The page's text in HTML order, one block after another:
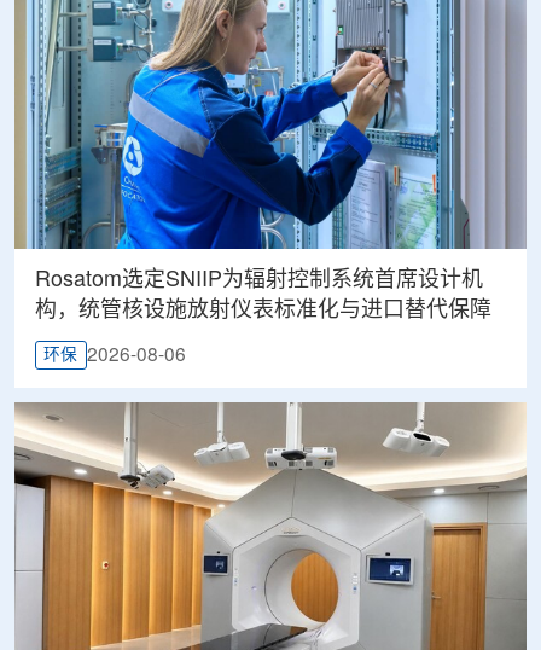
Rosatom选定SNIIP为辐射控制系统首席设计机
构，统管核设施放射仪表标准化与进口替代保障
环保 2026-08-06